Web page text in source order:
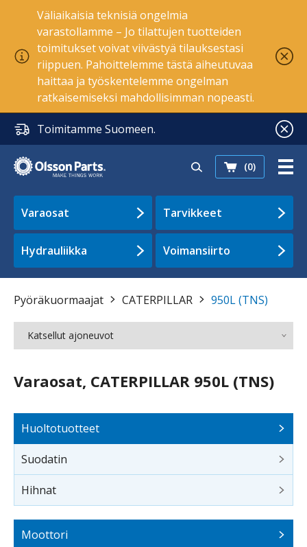
Väliaikaisia teknisiä ongelmia
varastollamme – Jo tilattujen tuotteiden
toimitukset voivat viivästyä tilauksestasi
riippuen. Pahoittelemme tästä aiheutuvaa
haittaa ja työskentelemme ongelman
ratkaisemiseksi mahdollisimman nopeasti.
Toimitamme Suomeen.
(0)
Varaosat Tarvikkeet
Hydrauliikka Voimansiirto
Pyöräkuormaajat CATERPILLAR 950L (TNS)
Katsellut ajoneuvot
Varaosat, CATERPILLAR 950L (TNS)
Huoltotuotteet
Suodatin
Hihnat
Moottori